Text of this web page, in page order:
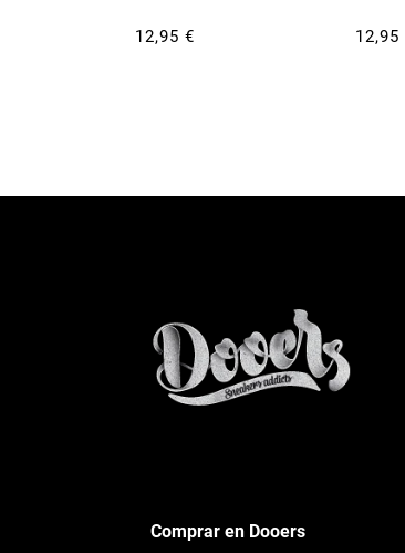
12,95 € 12,95
Comprar en Dooers